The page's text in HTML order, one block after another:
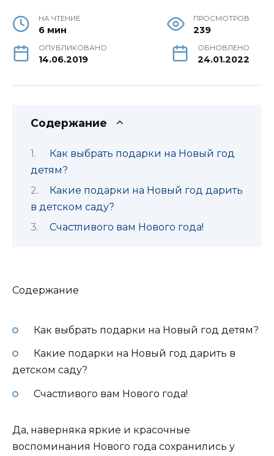
НА ЧТЕНИЕ
6 мин
ПРОСМОТРОВ
239
ОПУБЛИКОВАНО
14.06.2019
ОБНОВЛЕНО
24.01.2022
Содержание
Как выбрать подарки на Новый год
детям?
Какие подарки на Новый год дарить
в детском саду?
Счастливого вам Нового года!
Содержание
Как выбрать подарки на Новый год детям?
Какие подарки на Новый год дарить в
детском саду?
Счастливого вам Нового года!
Да, наверняка яркие и красочные
воспоминания Нового года сохранились у